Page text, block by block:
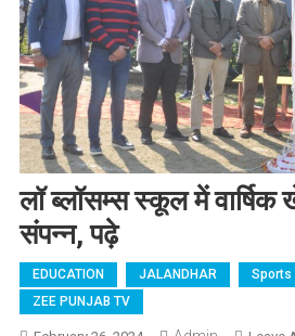
लॉ ब्लॉसम्स स्कूल में
संपन्न, पढ़े
EDUCATION JALANDHAR Sports
ZEE PUNJAB TV